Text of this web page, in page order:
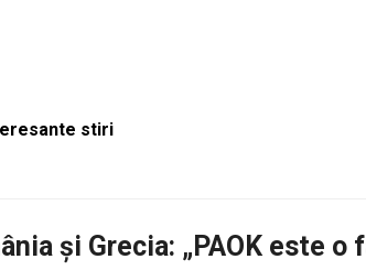
stiri
și Grecia: „PAOK este o